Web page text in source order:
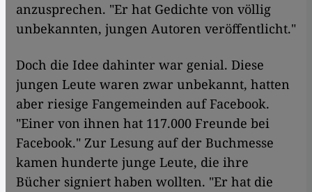
anzusprechen. "Er hat Gedichte von völlig
unbekannten, jungen Autoren veröffentlicht."
Doch die Idee dahinter war genial. Diese
jungen Leute waren zwar unbekannt, hatten
aber riesige Fangemeinden auf Facebook.
"Einer von ihnen hat 117.000 Freunde bei
Facebook." Zur Lesung auf der Buchmesse
kamen hunderte junge Leute, die ihre
Bücher signiert haben wollten. "Er hat die